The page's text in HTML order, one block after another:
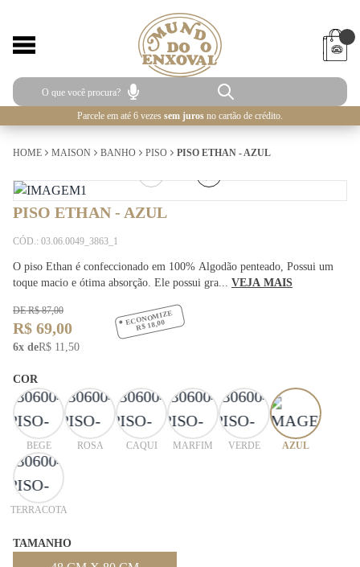
Parcele em até 6 vezes sem juros no cartão de crédito.
HOME MAISON BANHO PISO PISO ETHAN - AZUL
PISO ETHAN - AZUL
CÓD.: 03.06.0049_3863_1
O piso Ethan é confeccionado em 100% Algodão penteado, Possui um
toque macio e ótima absorção. Ele possui gra... VEJA MAIS
DE R$ 87,00
R$ 69,00
6x deR$ 11,50
ECONOMIZE
R$ 18,00
COR
BEGE ROSA CAQUI MARFIM VERDE AZUL
TERRACOTA
TAMANHO